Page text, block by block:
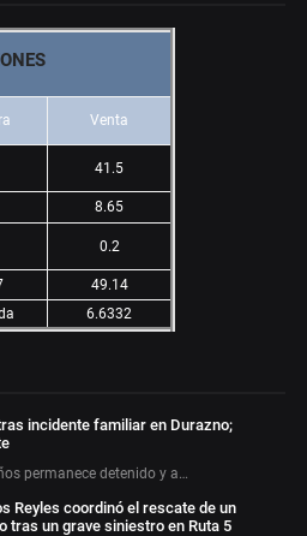
Venta
41.5
8.65
0.2
49.14
6.6332
incidente familiar en Durazno;
permanece detenido y a…
Reyles coordinó el rescate de un
tras un grave siniestro en Ruta 5